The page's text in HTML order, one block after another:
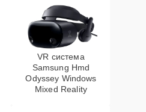
VR система
Samsung Hmd
Odyssey Windows
Mixed Reality